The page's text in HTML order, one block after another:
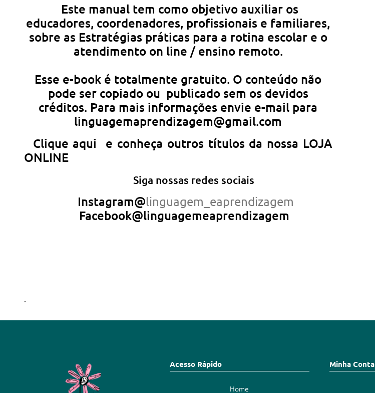
Este manual tem como objetivo auxiliar os
educadores, coordenadores, profissionais e familiares,
sobre as Estratégias práticas para a rotina escolar e o
atendimento on line / ensino remoto.
Esse e-book é totalmente gratuito. O conteúdo não
pode ser copiado ou publicado sem os devidos
créditos. Para mais informações envie e-mail para
linguagemaprendizagem@gmail.com
Clique aqui e conheça outros títulos da nossa LOJA
ONLINE
Siga nossas redes sociais
Instagram@linguagem_eaprendizagem
Facebook@linguagemeaprendizagem
Acesso Rápido
Home
Minha Conta